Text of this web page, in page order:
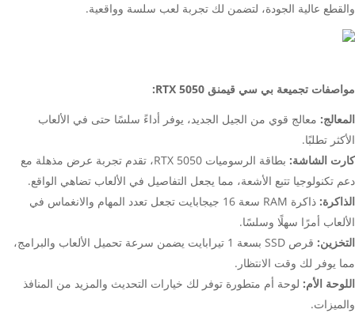
والقطع عالية الجودة، لتضمن لك تجربة لعب سلسة وواقعية.
مواصفات تجميعة بي سي قيمنق RTX 5050:
المعالج: معالج قوي من الجيل الجديد، يوفر أداءً سلسًا حتى في الألعاب
الأكثر تطلبًا.
كارت الشاشة:
بطاقة الرسوميات RTX 5050، تقدم تجربة عرض مذهلة مع
دعم تكنولوجيا تتبع الأشعة، مما يجعل التفاصيل في الألعاب تضاهي الواقع.
الذاكرة:
ذاكرة RAM سعة 16 جيجابايت تجعل تعدد المهام والانغماس في
الألعاب أمرًا سهلًا وسلسًا.
التخزين:
قرص SSD بسعة 1 تيرابايت يضمن سرعة تحميل الألعاب والبرامج،
مما يوفر لك وقت الانتظار.
اللوحة الأم: لوحة أم متطورة توفر لك خيارات التحديث والمزيد من المنافذ
والميزات.